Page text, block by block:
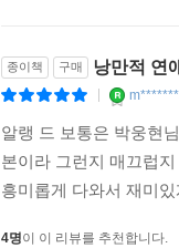
종이책 구매 낭만적 연
알랭 드 보통은 박웅현
본이라 그런지 매끄럽
흥미롭게 다와서 재미
4명이 이 리뷰를 추천합니다.